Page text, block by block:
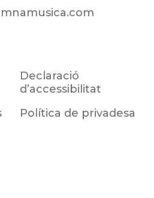
Declaració
d’accessibilitat
Política de privadesa